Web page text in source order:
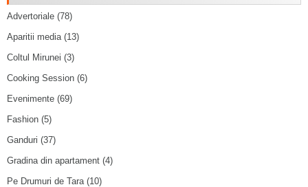
Advertoriale (78)
Aparitii media(13)
Coltul Mirunei (3)
Cooking Session (6)
Evenimente (69)
Fashion (5)
Ganduri (37)
Gradina din apartament (4)
Pe Drumuri de Tara(10)